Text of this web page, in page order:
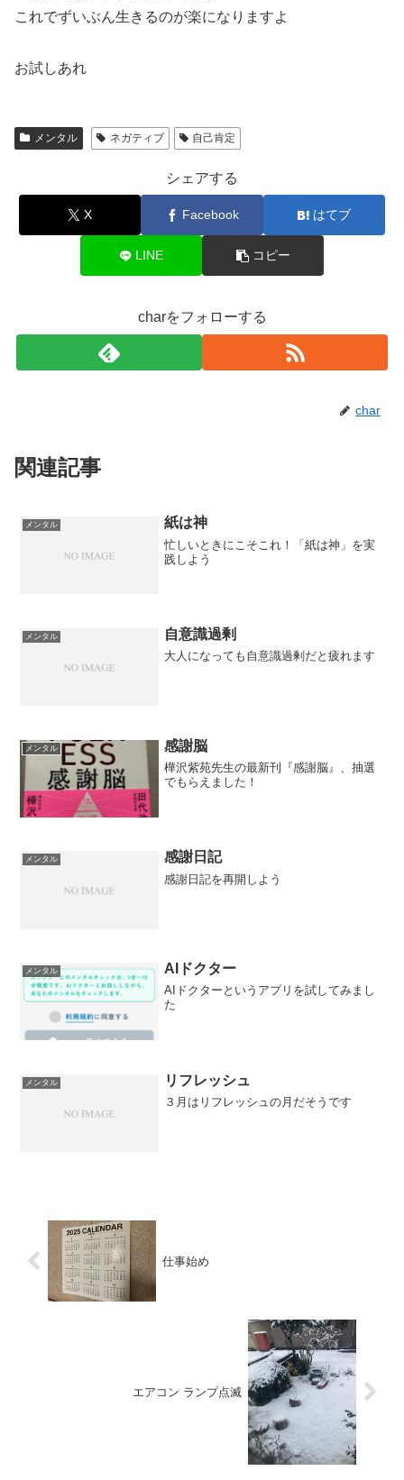
これでずいぶん生きるのが楽になりますよ
お試しあれ
メンタル ネガティブ 自己肯定
シェアする
X Facebook はてブ
LINE コピー
charをフォローする
char
関連記事
メンタル 紙は神
忙しいときにこそこれ！「紙は神」を実
践しよう
メンタル 自意識過剰
大人になっても自意識過剰だと疲れます
メンタル 感謝脳
樺沢紫苑先生の最新刊『感謝脳』、抽選
でもらえました！
メンタル 感謝日記
感謝日記を再開しよう
メンタル AIドクター
AIドクターというアプリを試してみまし
た
メンタル リフレッシュ
３月はリフレッシュの月だそうです
仕事始め
エアコン ランプ点滅